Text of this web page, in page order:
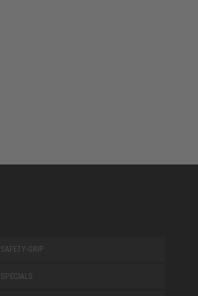
SAFETY-GRIP
SPECIALS